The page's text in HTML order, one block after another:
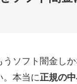
うソフト闇金
。本当に正規の